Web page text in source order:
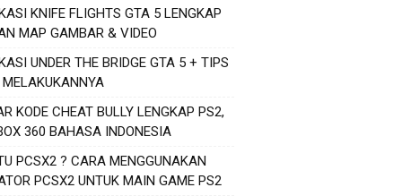
KNIFE FLIGHTS GTA 5 LENGKAP
MAP GAMBAR & VIDEO
UNDER THE BRIDGE GTA 5 + TIPS
KODE CHEAT BULLY LENGKAP PS2,
360 BAHASA INDONESIA
PCSX2 ? CARA MENGGUNAKAN
PCSX2 UNTUK MAIN GAME PS2